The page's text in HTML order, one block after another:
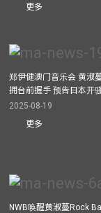
更多
郑伊健澳门音乐会 黄淑
拥台前握手 预告日本开
2025-08-19
更多
NWB唤醒黄淑蔓Rock